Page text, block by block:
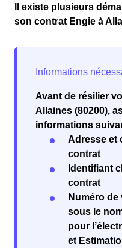
Il existe plusieurs
son contrat Engie à
Avant de résilier
Allaines (80200),
informations
Adresse et
contrat
Identifiant
contrat
Numéro
sous le
pour
et